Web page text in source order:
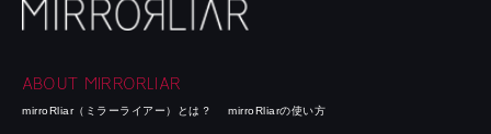
ABOUT MIRRORLIAR
mirroRliar（ミラーライアー）とは？ mirroRliarの使い方